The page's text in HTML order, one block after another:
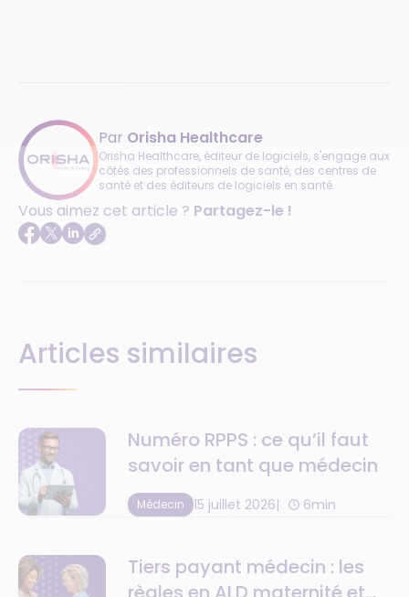
Par Orisha Healthcare
Orisha Healthcare, éditeur de logiciels, s'engage aux
côtés des professionnels de santé, des centres de
santé et des éditeurs de logiciels en santé.
Vous aimez cet article ? Partagez-le !
Articles similaires
Numéro RPPS : ce qu’il faut
savoir en tant que médecin
Médecin 15 juillet 2026 6min
Tiers payant médecin : les